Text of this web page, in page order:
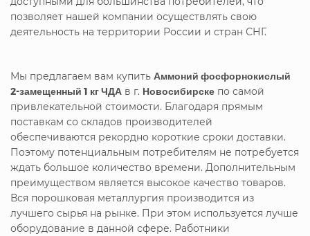
позволяет нашей компании осуществлять свою
деятельность на территории России и стран СНГ.
Мы предлагаем вам купить Аммоний фосфорнокислый
2-замещенный 1 кг ЧДА в г. Новосибирске по самой
привлекательной стоимости. Благодаря прямым
поставкам со складов производителей
обеспечиваются рекордно короткие сроки доставки.
Поэтому потенциальным потребителям не потребуется
ждать большое количество времени. Дополнительным
преимуществом является высокое качество товаров.
Вся порошковая металлургия производится из
лучшего сырья на рынке. При этом используется лучше
оборудование в данной сфере. Работники